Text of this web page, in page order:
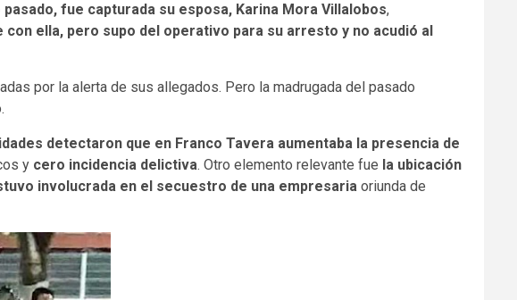
fue capturada su esposa, Karina Mora Villalobos,
ella, pero supo del operativo para su arresto y no acudió al
por la alerta de sus allegados. Pero la madrugada del pasado
detectaron que en Franco Tavera aumentaba la presencia de
y cero incidencia delictiva. Otro elemento relevante fue la ubicación
involucrada en el secuestro de una empresaria oriunda de